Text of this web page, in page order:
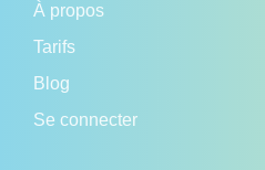
À propos
Tarifs
Blog
Se connecter